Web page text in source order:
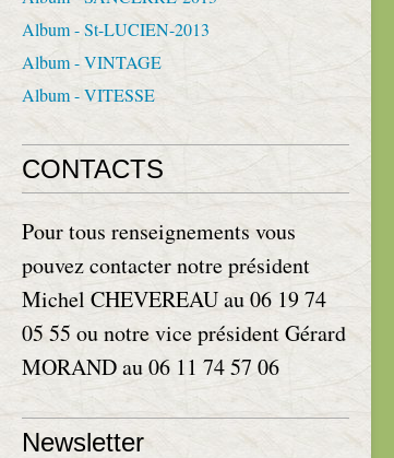
Album - St-LUCIEN-2013
Album - VINTAGE
Album - VITESSE
CONTACTS
Pour tous renseignements vous
pouvez contacter notre président
Michel CHEVEREAU au 06 19 74
05 55 ou notre vice président Gérard
MORAND au 06 11 74 57 06
Newsletter